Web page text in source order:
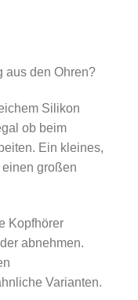
aus den Ohren?
Silikon
ob beim
Ein kleines,
großen
Kopfhörer
abnehmen.
Varianten.